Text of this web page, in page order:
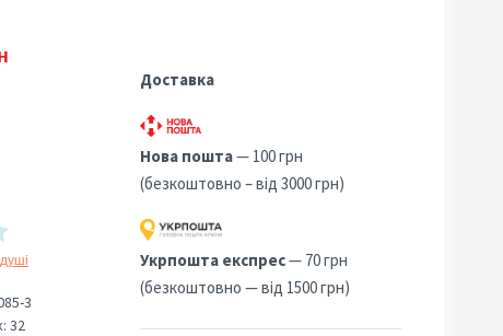
3
32
Доставка
Нова пошта— 100 грн
(безкоштовно – від 3000 грн)
Укрпошта експрес— 70 грн
(безкоштовно — від 1500 грн)